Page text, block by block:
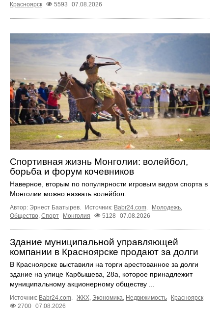
Красноярск
5593 07.08.2026
Спортивная жизнь Монголии: волейбол,
борьба и форум кочевников
Наверное, вторым по популярности игровым видом спорта в
Монголии можно назвать волейбол.
Автор: Эрнест Баатырев. Источник: Babr24.com Молодежь
Общество Спорт Монголия 5128 07.08.2026
Здание муниципальной управляющей
компании в Красноярске продают за долги
В Красноярске выставили на торги арестованное за долги
здание на улице Карбышева, 28а, которое принадлежит
муниципальному акционерному обществу ...
Источник: Babr24.com ЖКХ Экономика Недвижимость
Красноярск
2700 07.08.2026